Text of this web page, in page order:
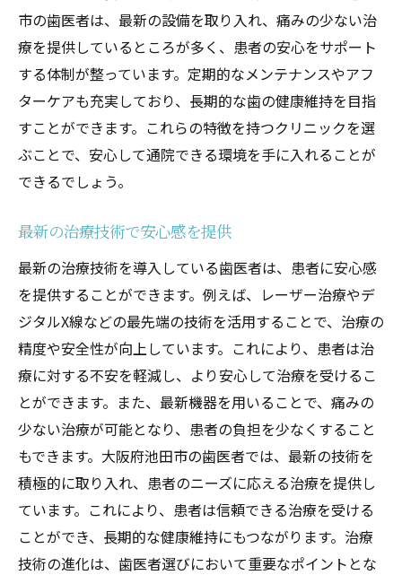
市の歯医者は、最新の設備を取り入れ、痛みの少ない治
療を提供しているところが多く、患者の安心をサポート
する体制が整っています。定期的なメンテナンスやアフ
ターケアも充実しており、長期的な歯の健康維持を目指
すことができます。これらの特徴を持つクリニックを選
ぶことで、安心して通院できる環境を手に入れることが
できるでしょう。
最新の治療技術で安心感を提供
最新の治療技術を導入している歯医者は、患者に安心感
を提供することができます。例えば、レーザー治療やデ
ジタルX線などの最先端の技術を活用することで、治療の
精度や安全性が向上しています。これにより、患者は治
療に対する不安を軽減し、より安心して治療を受けるこ
とができます。また、最新機器を用いることで、痛みの
少ない治療が可能となり、患者の負担を少なくすること
もできます。大阪府池田市の歯医者では、最新の技術を
積極的に取り入れ、患者のニーズに応える治療を提供し
ています。これにより、患者は信頼できる治療を受ける
ことができ、長期的な健康維持にもつながります。治療
技術の進化は、歯医者選びにおいて重要なポイントとな